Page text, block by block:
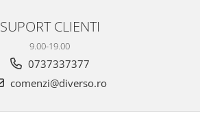
SUPORT CLIENTI
9.00-19.00
0737337377
comenzi@diverso.ro